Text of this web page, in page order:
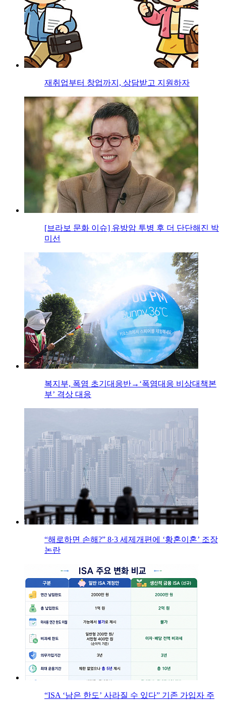
재취업부터 창업까지, 상담받고 지원하자
[브라보 문화 이슈] 유방암 투병 후 더 단단해진 박
미선
복지부, 폭염 초기대응반→‘폭염대응 비상대책본
부’ 격상 대응
“해로하면 손해?” 8·3 세제개편에 ‘황혼이혼’ 조장
논란
“ISA ‘남은 한도’ 사라질 수 있다” 기존 가입자 주